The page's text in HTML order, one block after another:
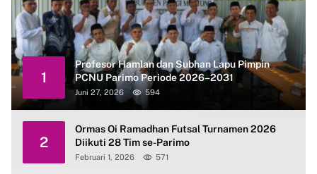
1
Profesor Hamlan dan Subhan Lapu Pimpin
PCNU Parimo Periode 2026–2031
Juni 27, 2026 594
2
Ormas Oi Ramadhan Futsal Turnamen 2026
Diikuti 28 Tim se-Parimo
Februari 1, 2026 571